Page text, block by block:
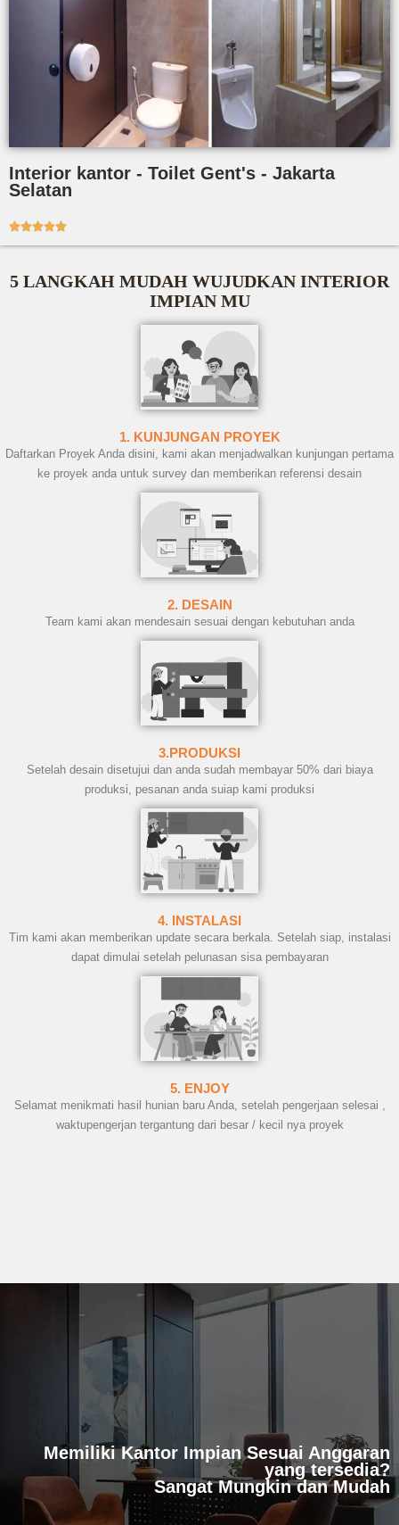
Interior kantor - Toilet Gent's - Jakarta
Selatan

5 LANGKAH MUDAH WUJUDKAN INTERIOR
IMPIAN MU
1. KUNJUNGAN PROYEK
Daftarkan Proyek Anda disini, kami akan menjadwalkan kunjungan pertama
ke proyek anda untuk survey dan memberikan referensi desain
2. DESAIN
Team kami akan mendesain sesuai dengan kebutuhan anda
3.PRODUKSI
Setelah desain disetujui dan anda sudah membayar 50% dari biaya
produksi, pesanan anda suiap kami produksi
4. INSTALASI
Tim kami akan memberikan update secara berkala. Setelah siap, instalasi
dapat dimulai setelah pelunasan sisa pembayaran
5. ENJOY
Selamat menikmati hasil hunian baru Anda, setelah pengerjaan selesai ,
waktupengerjan tergantung dari besar / kecil nya proyek
Memiliki Kantor Impian Sesuai Anggaran
yang tersedia?
Sangat Mungkin dan Mudah